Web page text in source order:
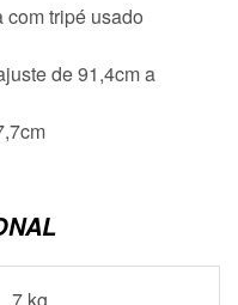
tripé usado
de 91,4cm a
7 kg